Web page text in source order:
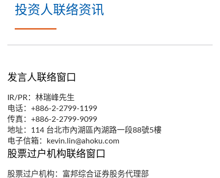
投资人联络资讯
发言人联络窗口
IR/PR：林瑞峰先生
电话：+886-2-2799-1199
传真：+886-2-2799-9099
地址：114 台北市內湖區內湖路一段88號5樓
电子信箱：kevin.lin@ahoku.com
股票过户机构联络窗口
股票过户机构：富邦综合证券股务代理部